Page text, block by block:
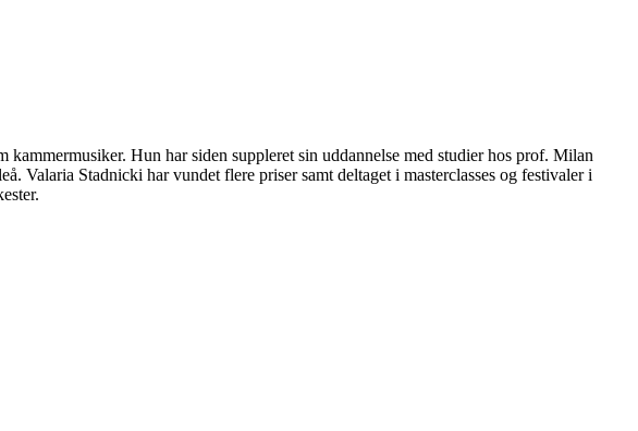
Hun har siden suppleret sin uddannelse med studier hos prof. Milan
Stadnicki har vundet flere priser samt deltaget i masterclasses og festivaler i